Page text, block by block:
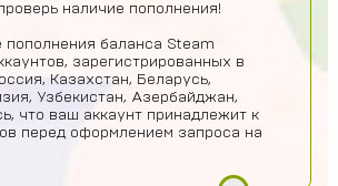
наличие пополнения!
пополнения баланса Steam
зарегистрированных в
Казахстан, Беларусь,
Узбекистан, Азербайджан,
что ваш аккаунт принадлежит к
перед оформлением запроса на